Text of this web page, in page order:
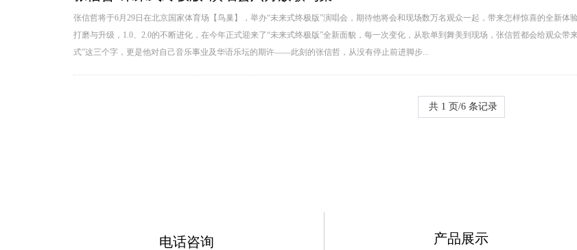
张信哲将于6月29日在北京国家体育场【鸟巢】，举办“未来式终极版”演唱会，期待他将会和现场数万名观众一起，带来怎样惊喜的全新
打磨与升级，1.0、2.0的不断进化，在今年正式迎来了“未来式终极版”全新面貌，每一次变化，从歌单到舞美到现场，张信哲都会给观众
式”这三个字，更是他对自己音乐事业及华语乐坛的期许——此刻的张信哲，从没有停止前进脚步...
共 1 页/6 条记录
电话咨询 产品展示